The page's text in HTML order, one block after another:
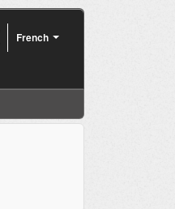
French